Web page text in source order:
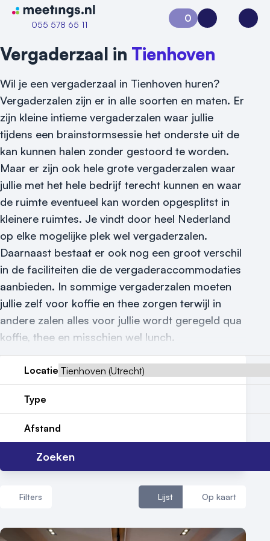
Naar home van Meetings
055 578 65 11
Vraag locatie aan
Locatiegids
Meld locatie aan
Nieuws
Reviews (5⭐️)
Contact
0
Aanvraag 0Inloggen
Vergaderzaal in Tienhoven
Wil je een vergaderzaal in Tienhoven huren?
Vergaderzalen zijn er in alle soorten en maten. Er
zijn kleine intieme vergaderzalen waar jullie
tijdens een brainstormsessie het onderste uit de
kan kunnen halen zonder gestoord te worden.
Maar er zijn ook hele grote vergaderzalen waar
jullie met het hele bedrijf terecht kunnen en waar
de ruimte eventueel kan worden opgesplitst in
kleinere ruimtes. Je vindt door heel Nederland
op elke mogelijke plek wel vergaderzalen.
Daarnaast bestaat er ook nog een groot verschil
in de faciliteiten die de vergaderaccommodaties
aanbieden. In sommige vergaderzalen moeten
jullie zelf voor koffie en thee zorgen terwijl in
andere zalen alles voor jullie wordt geregeld qua
koffie, thee en misschien wel lunch.
Locatie
Type
Afstand
Zoeken
Filters Lijst Op kaart